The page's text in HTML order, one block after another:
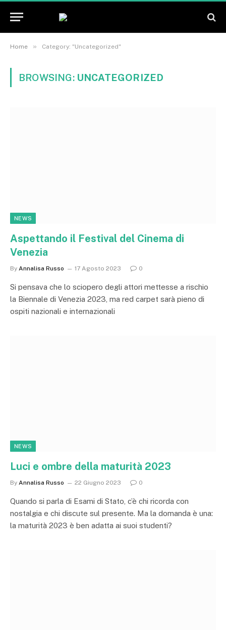
Home » Category: "Uncategorized"
BROWSING: UNCATEGORIZED
NEWS
Aspettando il Festival del Cinema di
Venezia
By Annalisa Russo 17 Agosto 2023 0
Si pensava che lo sciopero degli attori mettesse a rischio
la Biennale di Venezia 2023, ma red carpet sarà pieno di
ospiti nazionali e internazionali
NEWS
Luci e ombre della maturità 2023
By Annalisa Russo 22 Giugno 2023 0
Quando si parla di Esami di Stato, c’è chi ricorda con
nostalgia e chi discute sul presente. Ma la domanda è una:
la maturità 2023 è ben adatta ai suoi studenti?